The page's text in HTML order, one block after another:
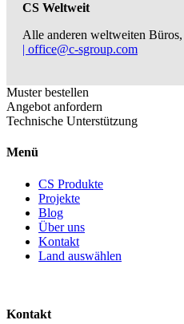
CS Weltweit
Alle anderen weltweiten
| office@c-sgroup.com
Muster bestellen
Angebot anfordern
Technische Unterstützung
Menü
CS Produkte
Projekte
Blog
Über uns
Kontakt
Land auswählen
Kontakt